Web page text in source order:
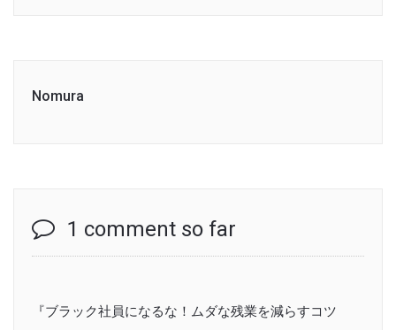
Nomura
1 comment so far
『ブラック社員になるな！ムダな残業を減らすコツ